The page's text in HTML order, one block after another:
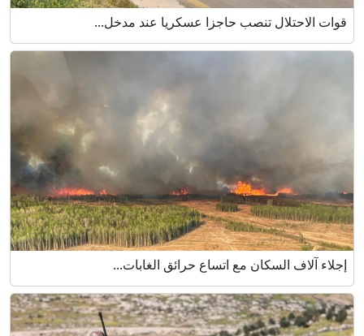
قوات الاحتلال تنصب حاجزا عسكريا عند مدخل...
إجلاء آلاف السكان مع اتساع حرائق الغابات...